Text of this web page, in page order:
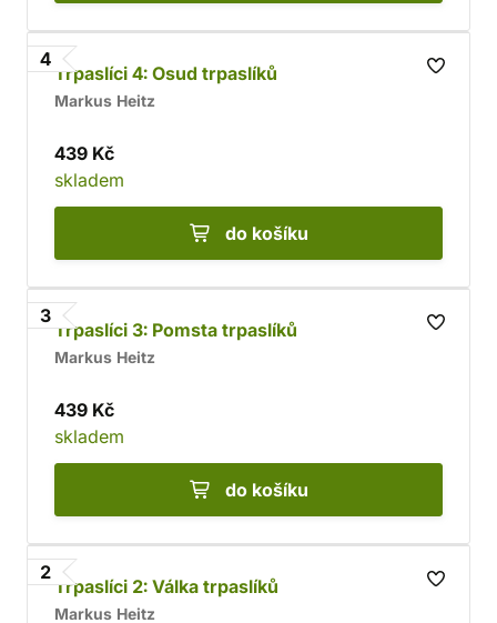
4
Trpaslíci 4: Osud trpaslíků
Markus Heitz
439 Kč
skladem
do košíku
3
Trpaslíci 3: Pomsta trpaslíků
Markus Heitz
439 Kč
skladem
do košíku
2
Trpaslíci 2: Válka trpaslíků
Markus Heitz